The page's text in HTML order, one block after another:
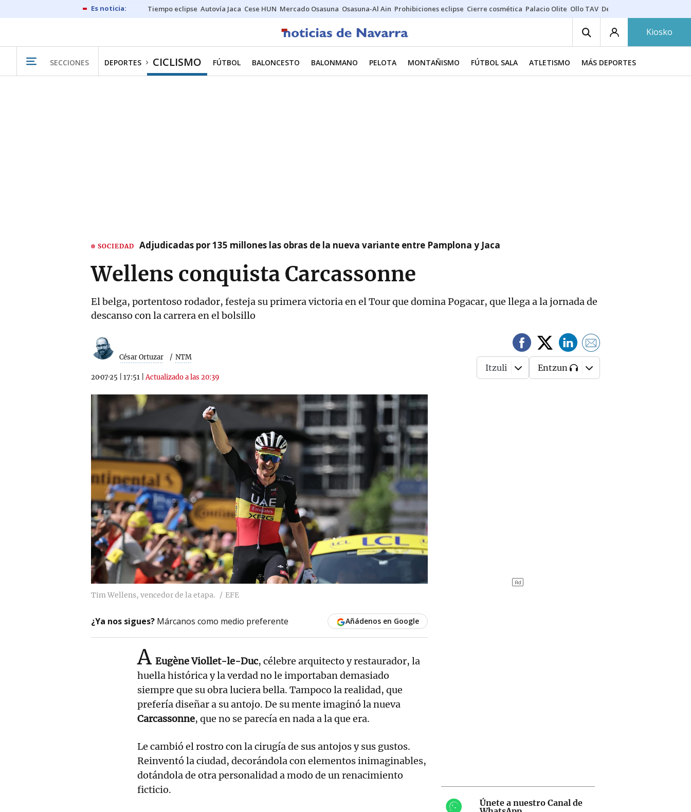
Tiempo eclipse Autovía Jaca Cese HUN Mercado Osasuna Osasuna-Al Ain Prohibiciones eclipse Cierre cosmética Palacio Olite Ollo TAV Derrama vecinos
Kiosko
SECCIONES DEPORTES CICLISMO FÚTBOL BALONCESTO BALONMANO PELOTA MONTAÑISMO FÚTBOL SALA ATLETISMO MÁS DEPORTES
SOCIEDAD Adjudicadas por 135 millones las obras de la nueva variante entre Pamplona y Jaca
Wellens conquista Carcassonne
El belga, portentoso rodador, festeja su primera victoria en el Tour que domina Pogacar, que llega a la jornada de
descanso con la carrera en el bolsillo
César Ortuzar NTM
20·07·25 17:51 |Actualizado a las 20:39
Itzuli Entzun
Tim Wellens, vencedor de la etapa. EFE
¿Ya nos sigues? Márcanos como medio preferente Añádenos en Google
A Eugène Viollet-le-Duc, célebre arquitecto y restaurador, la
huella histórica y la verdad no le importaban demasiado
siempre que su obra luciera bella. Tampoco la realidad, que
prefería diseñar a su antojo. De su mente imaginó la nueva
Carcassonne, que no se parecía en nada a la que era.
Le cambió el rostro con la cirugía de sus antojos y sus gustos.
Reinventó la ciudad, decorándola con elementos inimaginables,
dotándola de otra personalidad a modo de un renacimiento
ficticio.
Únete a nuestro Canal de